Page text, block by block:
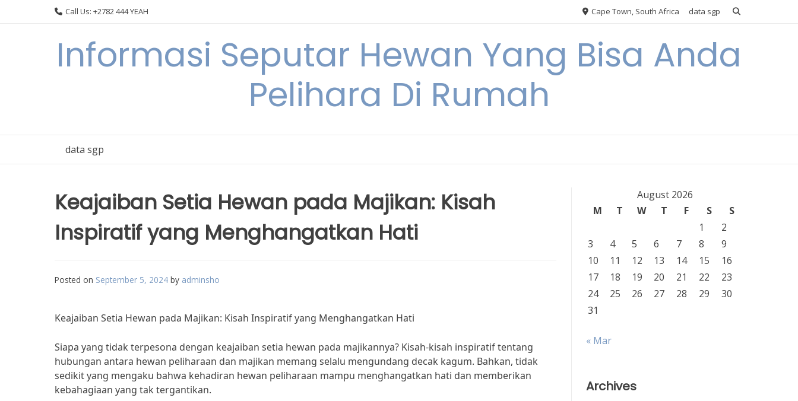
Call Us: +2782 444 YEAH Cape Town, South Africa data sgp
Informasi Seputar Hewan Yang Bisa Anda
Pelihara Di Rumah
data sgp
Keajaiban Setia Hewan pada Majikan: Kisah
Inspiratif yang Menghangatkan Hati
Posted on September 5, 2024 by adminsho
Keajaiban Setia Hewan pada Majikan: Kisah Inspiratif yang Menghangatkan Hati
Siapa yang tidak terpesona dengan keajaiban setia hewan pada majikannya? Kisah-kisah inspiratif tentang
hubungan antara hewan peliharaan dan majikan memang selalu mengundang decak kagum. Bahkan, tidak
sedikit yang mengaku bahwa kehadiran hewan peliharaan mampu menghangatkan hati dan memberikan
kebahagiaan yang tak tergantikan.
August 2026
M
T W T F S
S
1
2
3
4 5 6 7 8
9
10
11 12 13 14 15
16
17
18 19 20 21 22
23
24
25 26 27 28 29
30
31
« Mar
Archives